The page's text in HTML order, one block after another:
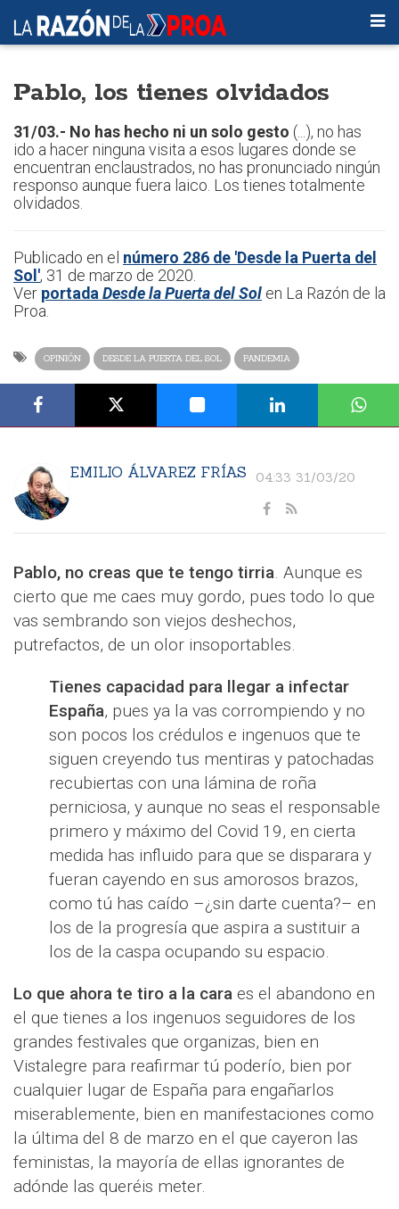
Pablo, los tienes olvidados
31/03.- No has hecho ni un solo gesto (...), no has
ido a hacer ninguna visita a esos lugares donde se
encuentran enclaustrados, no has pronunciado ningún
responso aunque fuera laico. Los tienes totalmente
olvidados.
Publicado en el número 286 de 'Desde la Puerta del
Sol', 31 de marzo de 2020.
Ver portada Desde la Puerta del Sol en La Razón de la
Proa.
OPINIÓN DESDE LA PUERTA DEL SOL PANDEMIA
EMILIO ÁLVAREZ FRÍAS 04:33 31/03/20
Pablo, no creas que te tengo tirria. Aunque es
cierto que me caes muy gordo, pues todo lo que
vas sembrando son viejos deshechos,
putrefactos, de un olor insoportables.
Tienes capacidad para llegar a infectar
España, pues ya la vas corrompiendo y no
son pocos los crédulos e ingenuos que te
siguen creyendo tus mentiras y patochadas
recubiertas con una lámina de roña
perniciosa, y aunque no seas el responsable
primero y máximo del Covid 19, en cierta
medida has influido para que se disparara y
fueran cayendo en sus amorosos brazos,
como tú has caído –¿sin darte cuenta?– en
los de la progresía que aspira a sustituir a
los de la caspa ocupando su espacio.
Lo que ahora te tiro a la cara es el abandono en
el que tienes a los ingenuos seguidores de los
grandes festivales que organizas, bien en
Vistalegre para reafirmar tú poderío, bien por
cualquier lugar de España para engañarlos
miserablemente, bien en manifestaciones como
la última del 8 de marzo en el que cayeron las
feministas, la mayoría de ellas ignorantes de
adónde las queréis meter.